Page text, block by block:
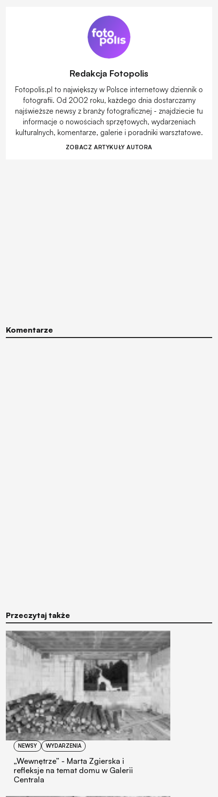
Redakcja Fotopolis
Fotopolis.pl to największy w Polsce internetowy dziennik o
fotografii. Od 2002 roku, każdego dnia dostarczamy
najświeższe newsy z branży fotograficznej - znajdziecie tu
informacje o nowościach sprzętowych, wydarzeniach
kulturalnych, komentarze, galerie i poradniki warsztatowe.
ZOBACZ ARTYKUŁY AUTORA
Komentarze
Przeczytaj także
NEWSY WYDARZENIA
„Wewnętrze” - Marta Zgierska i
refleksje na temat domu w Galerii
Centrala